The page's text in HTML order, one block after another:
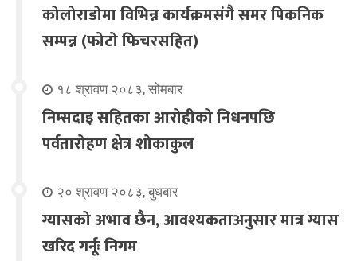
कोलोराडोमा विभिन्न कार्यक्रमसंगै समर पिकनिक
सम्पन्न (फोटो फिचरसहित)
१८ श्रावण २०८३, सोमबार
निम्सदाइ सहितका आरोहीको निधनपछि
पर्वतारोहण क्षेत्र शोकाकुल
२० श्रावण २०८३, बुधबार
ग्यासको अभाव छैन, आवश्यकताअनुसार मात्र ग्यास
खरिद गर्नूः निगम